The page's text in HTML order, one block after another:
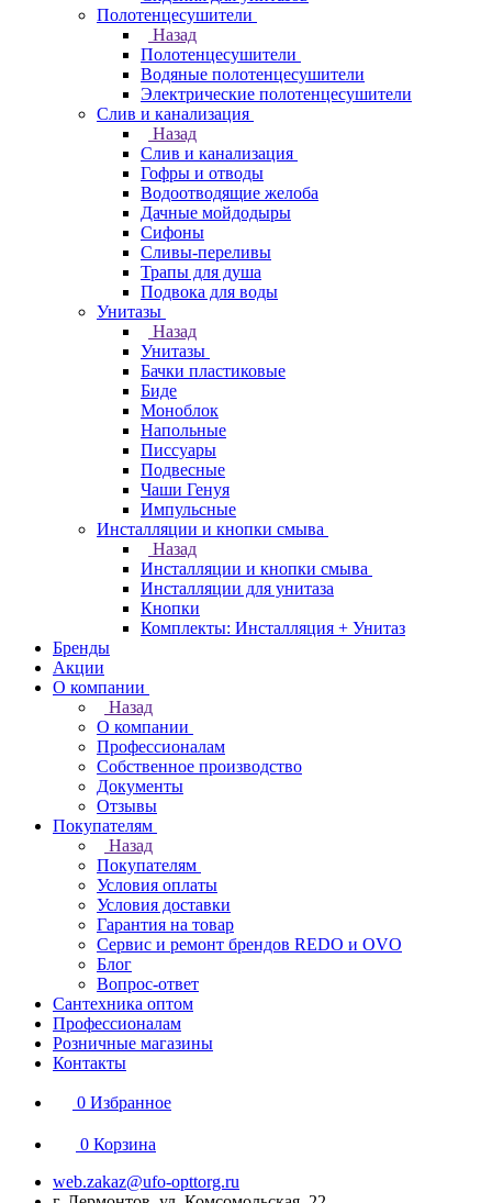
Полотенцесушители
Назад
Полотенцесушители
Водяные полотенцесушители
Электрические полотенцесушители
Слив и канализация
Назад
Слив и канализация
Гофры и отводы
Водоотводящие желоба
Дачные мойдодыры
Сифоны
Сливы-переливы
Трапы для душа
Подвока для воды
Унитазы
Назад
Унитазы
Бачки пластиковые
Биде
Моноблок
Напольные
Писсуары
Подвесные
Чаши Генуя
Импульсные
Инсталляции и кнопки смыва
Назад
Инсталляции и кнопки смыва
Инсталляции для унитаза
Кнопки
Комплекты: Инсталляция + Унитаз
Бренды
Акции
О компании
Назад
О компании
Профессионалам
Собственное производство
Документы
Отзывы
Покупателям
Назад
Покупателям
Условия оплаты
Условия доставки
Гарантия на товар
Сервис и ремонт брендов REDO и OVO
Блог
Вопрос-ответ
Сантехника оптом
Профессионалам
Розничные магазины
Контакты
0 Избранное
0 Корзина
web.zakaz@ufo-opttorg.ru